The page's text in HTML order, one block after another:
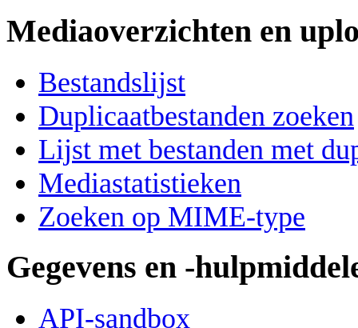
Mediaoverzichten en
Bestandslijst
Duplicaatbestanden zoeken
Lijst met bestanden met
Mediastatistieken
Zoeken op MIME-type
Gegevens en -
API-sandbox